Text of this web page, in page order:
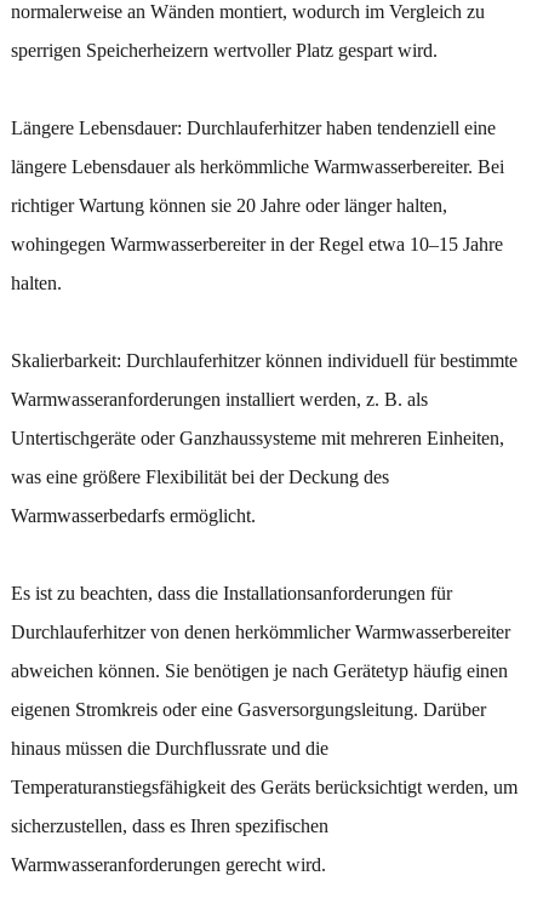
normalerweise an Wänden montiert, wodurch im Vergleich zu
sperrigen Speicherheizern wertvoller Platz gespart wird.
Längere Lebensdauer: Durchlauferhitzer haben tendenziell eine
längere Lebensdauer als herkömmliche Warmwasserbereiter. Bei
richtiger Wartung können sie 20 Jahre oder länger halten,
wohingegen Warmwasserbereiter in der Regel etwa 10–15 Jahre
halten.
Skalierbarkeit: Durchlauferhitzer können individuell für bestimmte
Warmwasseranforderungen installiert werden, z. B. als
Untertischgeräte oder Ganzhaussysteme mit mehreren Einheiten,
was eine größere Flexibilität bei der Deckung des
Warmwasserbedarfs ermöglicht.
Es ist zu beachten, dass die Installationsanforderungen für
Durchlauferhitzer von denen herkömmlicher Warmwasserbereiter
abweichen können. Sie benötigen je nach Gerätetyp häufig einen
eigenen Stromkreis oder eine Gasversorgungsleitung. Darüber
hinaus müssen die Durchflussrate und die
Temperaturanstiegsfähigkeit des Geräts berücksichtigt werden, um
sicherzustellen, dass es Ihren spezifischen
Warmwasseranforderungen gerecht wird.